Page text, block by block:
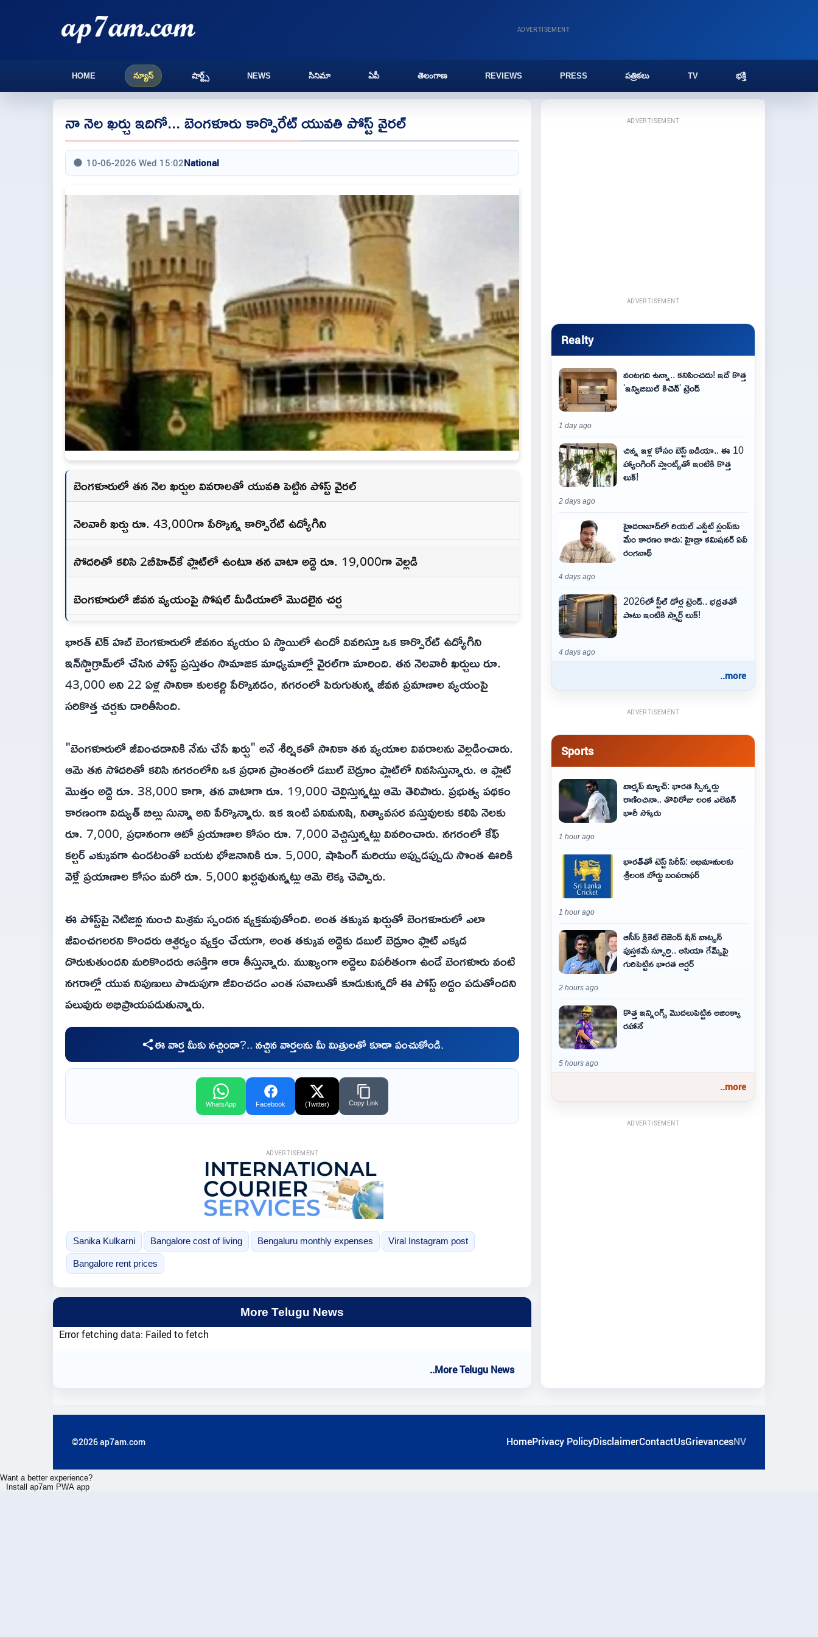
ADVERTISEMENT
HOME న్యూస్ షార్ట్స్ NEWS సినిమా ఏపీ తెలంగాణ REVIEWS PRESS పత్రికలు TV భక్తి
నా నెల ఖర్చు ఇదిగో... బెంగళూరు కార్పొరేట్ యువతి పోస్ట్ వైరల్
10-06-2026 Wed 15:02National
బెంగళూరులో తన నెల ఖర్చుల వివరాలతో యువతి పెట్టిన పోస్ట్ వైరల్
నెలవారీ ఖర్చు రూ. 43,000గా పేర్కొన్న కార్పొరేట్ ఉద్యోగిని
సోదరితో కలిసి 2బీహెచ్‌కే ఫ్లాట్‌లో ఉంటూ తన వాటా అద్దె రూ. 19,000గా వెల్లడి
బెంగళూరులో జీవన వ్యయంపై సోషల్ మీడియాలో మొదలైన చర్చ
భారత్ టెక్ హబ్ బెంగళూరులో జీవనం వ్యయం ఏ స్థాయిలో ఉందో వివరిస్తూ ఒక కార్పొరేట్ ఉద్యోగిని
ఇన్‌స్టాగ్రామ్‌లో చేసిన పోస్ట్ ప్రస్తుతం సామాజిక మాధ్యమాల్లో వైరల్‌గా మారింది. తన నెలవారీ ఖర్చులు రూ.
43,000 అని 22 ఏళ్ల సానికా కులకర్ణి పేర్కొనడం, నగరంలో పెరుగుతున్న జీవన ప్రమాణాల వ్యయంపై
సరికొత్త చర్చకు దారితీసింది.
"బెంగళూరులో జీవించడానికి నేను చేసే ఖర్చు" అనే శీర్షికతో సానికా తన వ్యయాల వివరాలను వెల్లడించారు.
ఆమె తన సోదరితో కలిసి నగరంలోని ఒక ప్రధాన ప్రాంతంలో డబుల్ బెడ్రూం ఫ్లాట్‌లో నివసిస్తున్నారు. ఆ ఫ్లాట్
మొత్తం అద్దె రూ. 38,000 కాగా, తన వాటాగా రూ. 19,000 చెల్లిస్తున్నట్లు ఆమె తెలిపారు. ప్రభుత్వ పథకం
కారణంగా విద్యుత్ బిల్లు సున్నా అని పేర్కొన్నారు. ఇక ఇంటి పనిమనిషి, నిత్యావసర వస్తువులకు కలిపి నెలకు
రూ. 7,000, ప్రధానంగా ఆటో ప్రయాణాల కోసం రూ. 7,000 వెచ్చిస్తున్నట్లు వివరించారు. నగరంలో కేఫ్‌
కల్చర్ ఎక్కువగా ఉండటంతో బయట భోజనానికి రూ. 5,000, షాపింగ్ మరియు అప్పుడప్పుడు సొంత ఊరికి
వెళ్లే ప్రయాణాల కోసం మరో రూ. 5,000 ఖర్చవుతున్నట్లు ఆమె లెక్క చెప్పారు.
ఈ పోస్ట్‌పై నెటిజన్ల నుంచి మిశ్రమ స్పందన వ్యక్తమవుతోంది. అంత తక్కువ ఖర్చుతో బెంగళూరులో ఎలా
జీవించగలరని కొందరు ఆశ్చర్యం వ్యక్తం చేయగా, అంత తక్కువ అద్దెకు డబుల్ బెడ్రూం ఫ్లాట్ ఎక్కడ
దొరుకుతుందని మరికొందరు ఆసక్తిగా ఆరా తీస్తున్నారు. ముఖ్యంగా అద్దెలు విపరీతంగా ఉండే బెంగళూరు వంటి
నగరాల్లో యువ నిపుణులు పొదుపుగా జీవించడం ఎంత సవాలుతో కూడుకున్నదో ఈ పోస్ట్ అద్దం పడుతోందని
పలువురు అభిప్రాయపడుతున్నారు.
ఈ వార్త మీకు నచ్చిందా?.. నచ్చిన వార్తలను మీ మిత్రులతో కూడా పంచుకోండి.
WhatsApp Facebook (Twitter) Copy Link
ADVERTISEMENT
Sanika Kulkarni Bangalore cost of living Bengaluru monthly expenses Viral Instagram post
Bangalore rent prices
More Telugu News
Error fetching data: Failed to fetch
..More Telugu News
ADVERTISEMENT
ADVERTISEMENT
Realty
వంటగది ఉన్నా.. కనిపించదు! ఇదే కొత్త
'ఇన్విజిబుల్ కిచెన్' ట్రెండ్
1 day ago
చిన్న ఇళ్ల కోసం బెస్ట్ ఐడియా.. ఈ 10
హ్యాంగింగ్ ప్లాంట్స్‌తో ఇంటికి కొత్త
లుక్!
2 days ago
హైదరాబాద్‌లో రియల్ ఎస్టేట్ స్లంప్‌కు
మేం కారణం కాదు: హైడ్రా కమిషనర్ ఏవీ
రంగనాథ్
4 days ago
2026లో స్టీల్ డోర్ల ట్రెండ్.. భద్రతతో
పాటు ఇంటికి స్మార్ట్ లుక్!
4 days ago
..more
ADVERTISEMENT
Sports
వార్మప్ మ్యాచ్: భారత స్పిన్నర్లు
రాణించినా.. తొలిరోజు లంక ఎలెవన్
భారీ స్కోరు
1 hour ago
భారత్‌తో టెస్ట్ సిరీస్: అభిమానులకు
శ్రీలంక బోర్డు బంపరాఫర్
1 hour ago
ఆసీస్ క్రికెట్ లెజెండ్ షేన్ వాట్సన్
పుస్తకమే స్ఫూర్తి.. ఆసియా గేమ్స్‌పై
గురిపెట్టిన భారత ఆర్చర్
2 hours ago
కొత్త ఇన్నింగ్స్ మొదలుపెట్టిన అజింక్యా
రహానే
5 hours ago
..more
ADVERTISEMENT
©2026 ap7am.com HomePrivacy PolicyDisclaimerContactUsGrievancesNV
Want a better experience?
Install ap7am PWA app